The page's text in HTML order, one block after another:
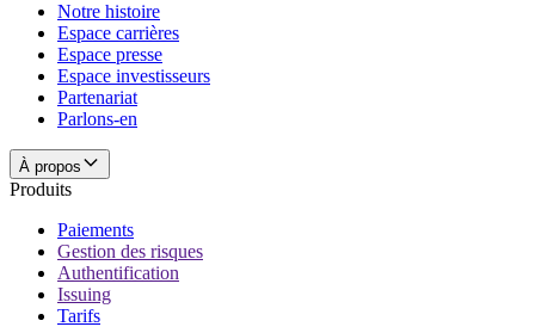
Notre histoire
Espace carrières
Espace presse
Espace investisseurs
Partenariat
Parlons-en
À propos
Produits
Paiements
Gestion des risques
Authentification
Issuing
Tarifs